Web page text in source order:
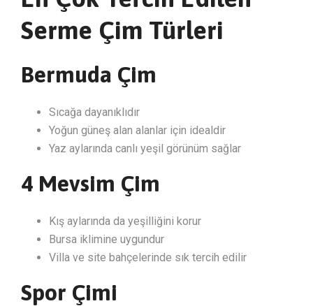
Serme Çim Türleri
Bermuda Çim
Sıcağa dayanıklıdır
Yoğun güneş alan alanlar için idealdir
Yaz aylarında canlı yeşil görünüm sağlar
4 Mevsim Çim
Kış aylarında da yeşilliğini korur
Bursa iklimine uygundur
Villa ve site bahçelerinde sık tercih edilir
Spor Çimi